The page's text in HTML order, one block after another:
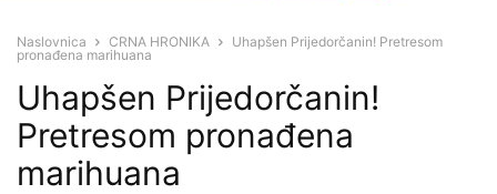
Naslovnica CRNA HRONIKA
Uhapšen Prijedorčanin! Pretresom
pronađena marihuana
Uhapšen Prijedorčanin!
Pretresom pronađena
marihuana